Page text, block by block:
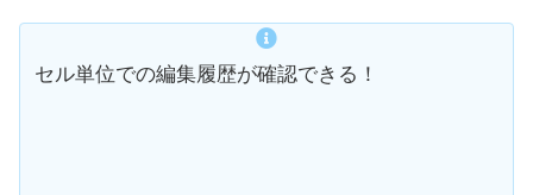
セル単位での編集履歴が確認できる！